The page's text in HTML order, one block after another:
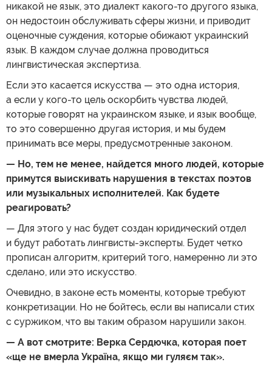
никакой не язык, это диалект какого-то другого языка,
он недостоин обслуживать сферы жизни, и приводит
оценочные суждения, которые обижают украинский
язык. В каждом случае должна проводиться
лингвистическая экспертиза.
Если это касается искусства — это одна история,
а если у кого-то цель оскорбить чувства людей,
которые говорят на украинском языке, и язык вообще,
то это совершенно другая история, и мы будем
принимать все меры, предусмотренные законом.
— Но, тем не менее, найдется много людей, которые
примутся выискивать нарушения в текстах поэтов
или музыкальных исполнителей. Как будете
реагировать?
— Для этого у нас будет создан юридический отдел
и будут работать лингвисты-эксперты. Будет четко
прописан алгоритм, критерий того, намеренно ли это
сделано, или это искусство.
Очевидно, в законе есть моменты, которые требуют
конкретизации. Но не бойтесь, если вы написали стих
с суржиком, что вы таким образом нарушили закон.
— А вот смотрите: Верка Сердючка, которая поет
«ще не вмерла Україна, якщо ми гуляєм так».